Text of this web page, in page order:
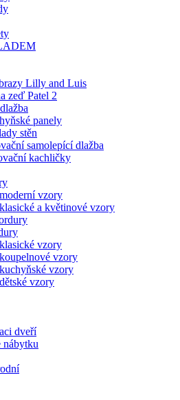
Lilly and Luis
zeď Patel 2
panely
stěn
samolepící dlažba
kachličky
vzory
a květinové vzory
vzory
vzory
vzory
vzory
dveří
nábytku